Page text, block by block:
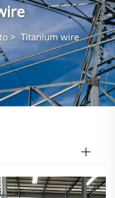
> Titanium wire